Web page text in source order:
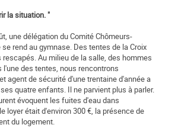
la situation. "
une délégation du Comité Chômeurs-
rend au gymnase. Des tentes de la Croix
rescapés. Au milieu de la salle, des hommes
l'une des tentes, nous rencontrons
agent de sécurité d'une trentaine d'année a
quatre enfants. Il ne parvient plus à parler.
évoquent les fuites d'eau dans
loyer était d'environ 300 €, la présence de
du logement.